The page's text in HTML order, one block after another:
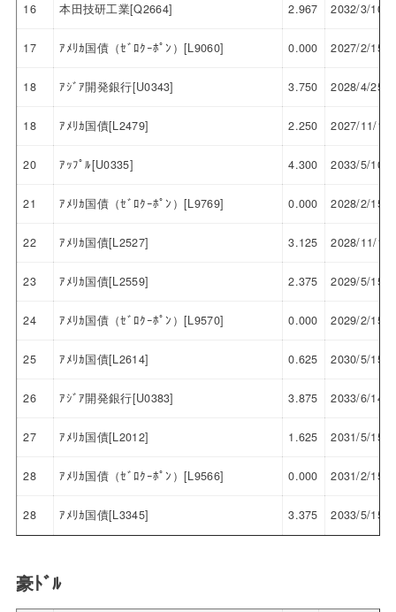
16 本田技研工業[Q2664] 2.967 2032/3/10
17 ｱﾒﾘｶ国債（ｾﾞﾛｸｰﾎﾟﾝ）[L9060] 0.000 2027/2/15
18 ｱｼﾞｱ開発銀行[U0343] 3.750 2028/4/25
18 ｱﾒﾘｶ国債[L2479] 2.250 2027/11/15
20 ｱｯﾌﾟﾙ[U0335] 4.300 2033/5/10
21 ｱﾒﾘｶ国債（ｾﾞﾛｸｰﾎﾟﾝ）[L9769] 0.000 2028/2/15
22 ｱﾒﾘｶ国債[L2527] 3.125 2028/11/15
23 ｱﾒﾘｶ国債[L2559] 2.375 2029/5/15
24 ｱﾒﾘｶ国債（ｾﾞﾛｸｰﾎﾟﾝ）[L9570] 0.000 2029/2/15
25 ｱﾒﾘｶ国債[L2614] 0.625 2030/5/15
26 ｱｼﾞｱ開発銀行[U0383] 3.875 2033/6/14
27 ｱﾒﾘｶ国債[L2012] 1.625 2031/5/15
28 ｱﾒﾘｶ国債（ｾﾞﾛｸｰﾎﾟﾝ）[L9566] 0.000 2031/2/15
28 ｱﾒﾘｶ国債[L3345] 3.375 2033/5/15
豪ﾄﾞﾙ